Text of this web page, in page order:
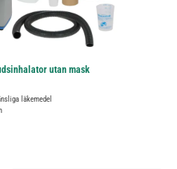
utan mask
läkemedel